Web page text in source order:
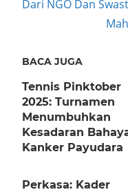
navigation
Post:
Dari NGO Dan
BACA JUGA
Tennis Pinktober
2025: Turnamen
Menumbuhkan
Kesadaran
Kanker Payudara
Perkasa: Kader